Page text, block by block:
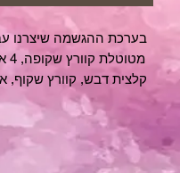
בערכת ההגשמה שיצרנו
קלצית דבש, קוורץ שקוף,
בנוסף לערכה מלאה
קורס דיגיטלי במתנה,